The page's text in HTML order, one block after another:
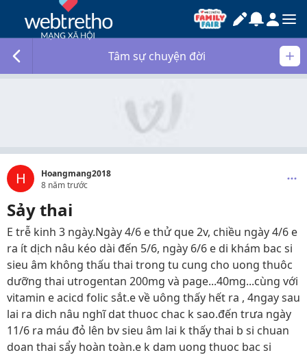
Tâm sự chuyện đời
H
Hoangmang2018
8 năm trước
Sảy thai
E trễ kinh 3 ngày.Ngày 4/6 e thử que 2v, chiều ngày 4/6 e
ra ít dịch nâu kéo dài đến 5/6, ngày 6/6 e di khám bac si
sieu âm không thấu thai trong tu cung cho uong thuôc
dưỡng thai utrogentan 200mg và page...40mg...cùng với
vitamin e acicd folic sắt.e về uông thấy hết ra , 4ngay sau
lai ra dich nâu nghĩ dat thuoc chac k sao.đến trưa ngày
11/6 ra máu đỏ lên bv sieu âm lai k thấy thai b si chuan
doan thai sẩy hoàn toàn.e k dam uong thuoc bac si